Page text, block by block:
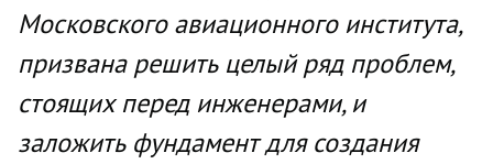
Московского авиационного института,
призвана решить целый ряд проблем,
стоящих перед инженерами, и
заложить фундамент для создания